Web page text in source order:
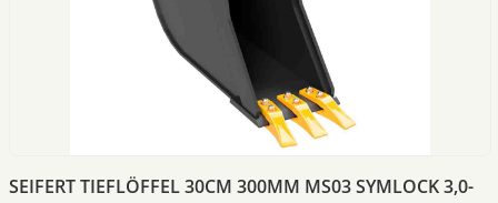
SEIFERT TIEFLÖFFEL 30CM 300MM MS03 SYMLOCK 3,0-